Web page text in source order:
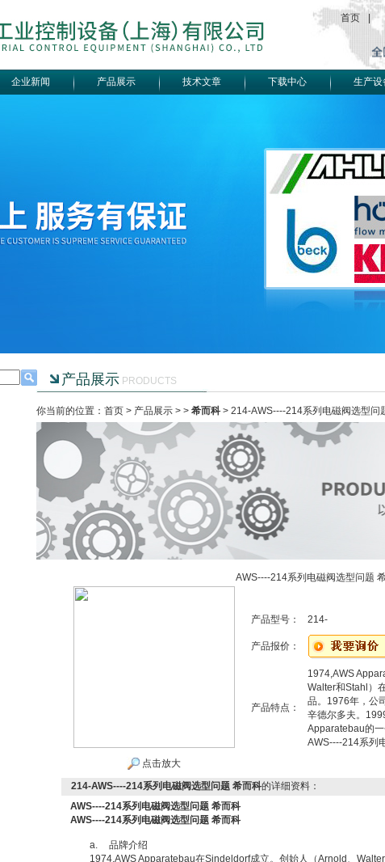
首页
企业新闻 产品展示 技术文章 下载中心 生产设
产品展示PRODUCTS
你当前的位置：首页 > 产品展示> > 希而科> 214-AWS----214系列电磁阀选型问
AWS----214系列电磁阀选型问题
点击放大
产品型号： 214-
产品报价：
产品特点：
1974,AWS
Walter和Stahl）
品。1976年，公
辛德尔多夫。
Apparatebau的
AWS----214系列
214-AWS----214系列电磁阀选型问题 希而科的详细资料：
AWS----214系列电磁阀选型问题 希而科
AWS----214系列电磁阀选型问题 希而科
a.
品牌介绍
1974,AWS Apparatebau在Sindeldorf成立。创始人（Arnold 、 Walter